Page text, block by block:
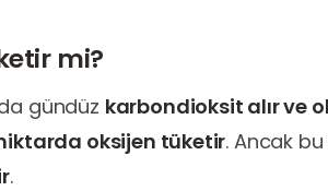
mi?
gündüz karbondioksit alır ve
oksijen tüketir. Ancak
.